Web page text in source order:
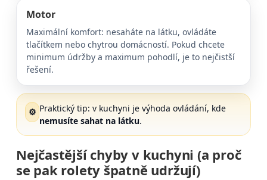
Motor
Maximální komfort: nesaháte na látku, ovládáte
tlačítkem nebo chytrou domácností. Pokud chcete
minimum údržby a maximum pohodlí, je to nejčistší
řešení.
⚙️ Praktický tip: v kuchyni je výhoda ovládání, kde
nemusíte sahat na látku.
Nejčastější chyby v kuchyni (a proč
se pak rolety špatně udržují)